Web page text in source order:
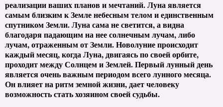
реализации ваших планов и мечтаний. Луна является
самым близким к Земле небесным телом и единственным
спутником Земли. Луна сама не светится, а видна
благодаря падающим на нее солнечным лучам, либо
лучам, отраженным от Земли. Новолуние происходит
каждый месяц, когда Луна, двигаясь по своей орбите,
проходит между Солнцем и Землей. Первый лунный день
является очень важным периодом всего лунного месяца.
Он влияет на ритм земной жизни, дает человеку
возможность стать хозяином своей судьбы.